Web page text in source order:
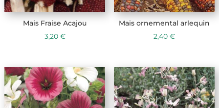
Mais Fraise Acajou
3,20 €
Maïs ornemental arlequin
2,40 €